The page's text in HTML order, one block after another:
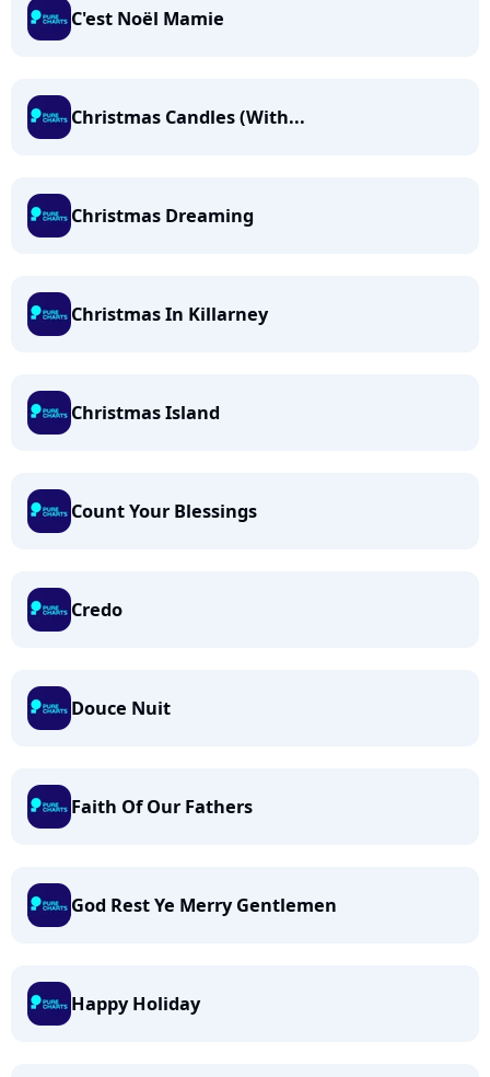
C'est Noël Mamie
Christmas Candles (With...
Christmas Dreaming
Christmas In Killarney
Christmas Island
Count Your Blessings
Credo
Douce Nuit
Faith Of Our Fathers
God Rest Ye Merry Gentlemen
Happy Holiday